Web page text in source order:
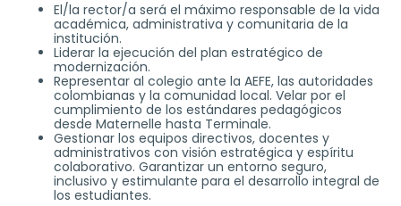
El/la rector/a será el máximo responsable de la vida
académica, administrativa y comunitaria de la
institución.
Liderar la ejecución del plan estratégico de
modernización.
Representar al colegio ante la AEFE, las autoridades
colombianas y la comunidad local. Velar por el
cumplimiento de los estándares pedagógicos
desde Maternelle hasta Terminale.
Gestionar los equipos directivos, docentes y
administrativos con visión estratégica y espíritu
colaborativo. Garantizar un entorno seguro,
inclusivo y estimulante para el desarrollo integral de
los estudiantes.